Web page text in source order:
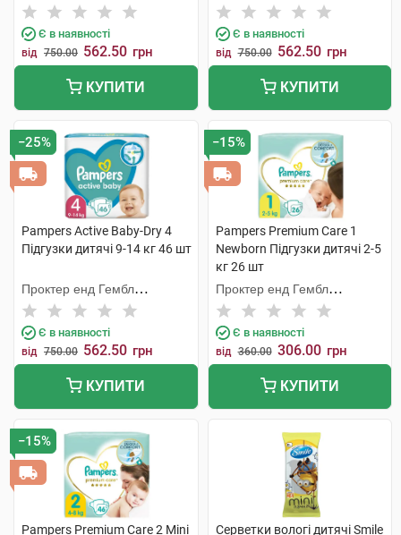
Є в наявності
від 750.00 562.50 грн
КУПИТИ
Мануфекчурінг
Є в наявності
від 750.00 562.50 грн
КУПИТИ
−25%
Pampers Active Baby-Dry 4
Підгузки дитячі 9-14 кг 46 шт
Проктер енд Гембл
Мануфекчурінг
Є в наявності
від 750.00 562.50 грн
КУПИТИ
−15%
Pampers Premium Care 1
Newborn Підгузки дитячі 2-5
кг 26 шт
Проктер енд Гембл
Оперешейнз Польська
Є в наявності
від 360.00 306.00 грн
КУПИТИ
−15%
Pampers Premium Care 2 Mini Серветки вологі дитячі Smile